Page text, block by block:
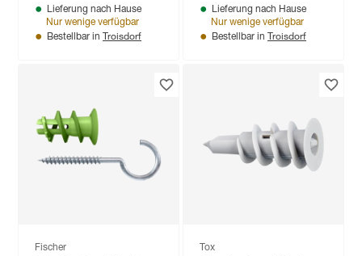
Lieferung nach Hause
Nur wenige verfügbar
Bestellbar in Troisdorf
Lieferung nach Hause
Nur wenige verfügbar
Bestellbar in Troisdorf
Fischer Tox